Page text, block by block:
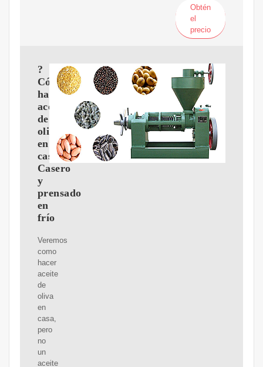
Obtén
el
precio
?
Cómo
hacer
aceite
de
oliva
en
casa?
Casero
y
prensado
en
frío
Veremos
como
hacer
aceite
de
oliva
en
casa,
pero
no
un
aceite